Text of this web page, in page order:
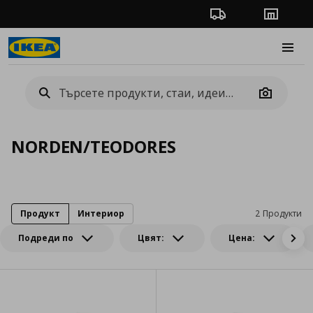
Проследяване на
Camera
NORDEN/TEODORES
Подреди по Цвят: Цена:
2 Продукти
Продукт Интериор